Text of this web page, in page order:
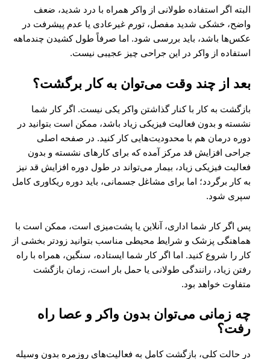
البته اگر استفاده طولانی از واکر همراه با درد شدید، ضعف
واضح، خشکی شدید مفصل، تورم غیرعادی یا عدم پیشرفت در
عکس‌ها باشد، باید بررسی شود. اما صرفاً طول کشیدن چندماهه
استفاده از واکر در این جراحی چیز عجیبی نیست.
بعد از چند وقت می‌توان به کار برگشت؟
بازگشت به کار با کنار گذاشتن واکر یکی نیست. اگر کار شما
نشسته و بدون فعالیت فیزیکی زیاد باشد، ممکن است بتوانید در
دوره درمان هم با محدودیت‌هایی کار کنید. در صفحه اصلی
جراحی افزایش قد مرکز آمده که برای کارهای نشسته و بدون
فعالیت فیزیکی زیاد، بیمار می‌تواند در طول دوره افزایش قد نیز
به کار برگردد؛ اما برای مشاغل جسمانی، باید دوره ریکاوری کامل
سپری شود.
پس اگر کار شما اداری، آنلاین یا پشت‌میزی است، ممکن است با
هماهنگی پزشک و شرایط محیطی مناسب بتوانید زودتر بخشی از
کار را شروع کنید. اما اگر کار شما ایستاده، سنگین، همراه با راه
رفتن زیاد، رانندگی طولانی یا حمل بار است، زمان بازگشت
متفاوت خواهد بود.
چه زمانی می‌توان بدون واکر و عصا راه
رفت؟
در حالت کلی، بازگشت کامل به فعالیت‌های روزمره بدون وسیله